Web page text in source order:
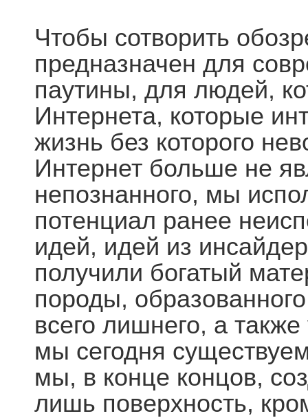
Чтобы сотворить
предназначен для
паутины, для людей,
Интернета, которые
жизнь без которого
Интернет больше не
непознанного, мы
потенциал ранее
идей, идей из
получили богатый
породы,
всего лишнего, а
мы сегодня
мы, в конце концов,
лишь поверхность,